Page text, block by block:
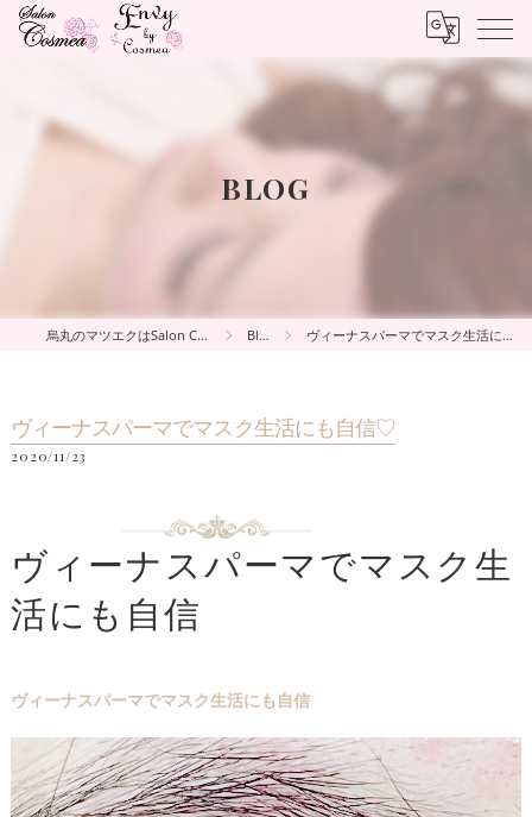
BLOG
烏丸のマツエクはSalon Cosmea Blog ヴィーナスパーマでマスク生活にも自信♡
ヴィーナスパーマでマスク生活にも自信♡
2020/11/23
ヴィーナスパーマでマスク生活にも自信
ヴィーナスパーマでマスク生
活にも自信